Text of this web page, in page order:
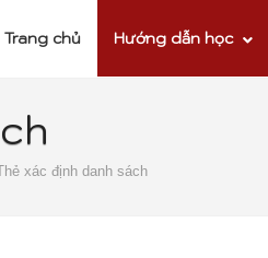
Trang chủ Hướng dẫn học
xác định danh sách